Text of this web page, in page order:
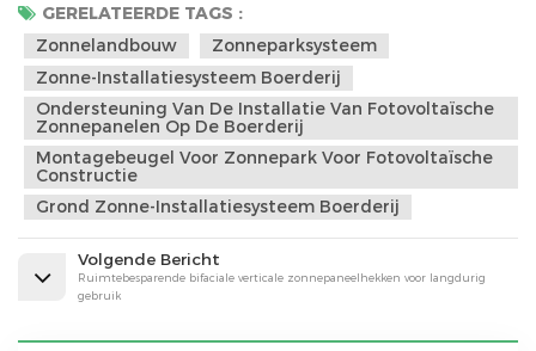
GERELATEERDE TAGS :
Zonnelandbouw
Zonneparksysteem
Zonne-Installatiesysteem Boerderij
Ondersteuning Van De Installatie Van Fotovoltaïsche
Zonnepanelen Op De Boerderij
Montagebeugel Voor Zonnepark Voor Fotovoltaïsche
Constructie
Grond Zonne-Installatiesysteem Boerderij
Volgende Bericht
Ruimtebesparende bifaciale verticale zonnepaneelhekken voor langdurig
gebruik